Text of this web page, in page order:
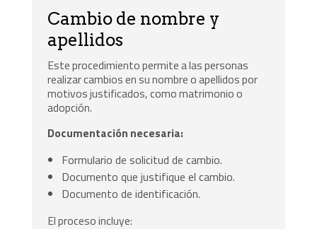
Cambio de nombre y
apellidos
Este procedimiento permite a las personas
realizar cambios en su nombre o apellidos por
motivos justificados, como matrimonio o
adopción.
Documentación necesaria:
Formulario de solicitud de cambio.
Documento que justifique el cambio.
Documento de identificación.
El proceso incluye: